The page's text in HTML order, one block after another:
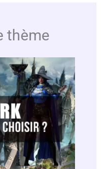
thème